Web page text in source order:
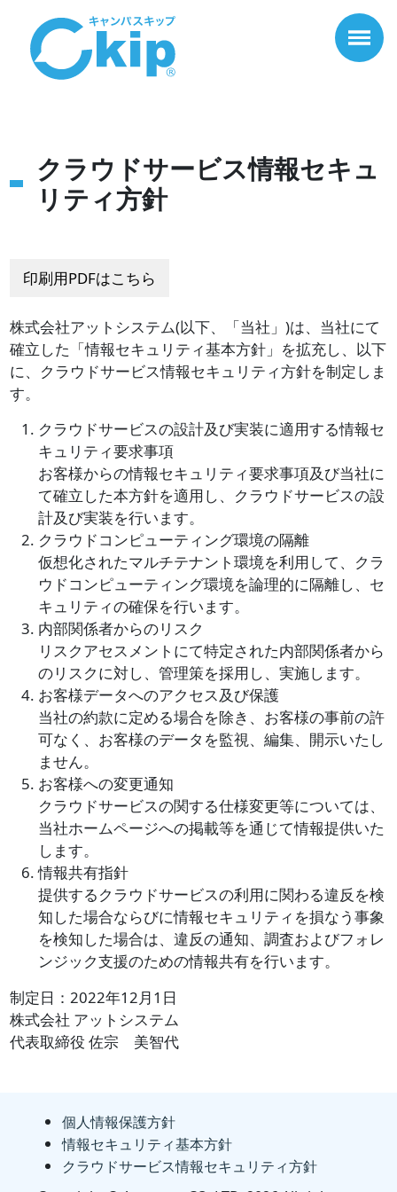
クラウドサービス情報セキュ
リティ方針
印刷用PDFはこちら
株式会社アットシステム(以下、「当社」)は、当社にて
確立した「情報セキュリティ基本方針」を拡充し、以下
に、クラウドサービス情報セキュリティ方針を制定しま
す。
クラウドサービスの設計及び実装に適用する情報セ
キュリティ要求事項
お客様からの情報セキュリティ要求事項及び当社に
て確立した本方針を適用し、クラウドサービスの設
計及び実装を行います。
クラウドコンピューティング環境の隔離
仮想化されたマルチテナント環境を利用して、クラ
ウドコンピューティング環境を論理的に隔離し、セ
キュリティの確保を行います。
内部関係者からのリスク
リスクアセスメントにて特定された内部関係者から
のリスクに対し、管理策を採用し、実施します。
お客様データへのアクセス及び保護
当社の約款に定める場合を除き、お客様の事前の許
可なく、お客様のデータを監視、編集、開示いたし
ません。
お客様への変更通知
クラウドサービスの関する仕様変更等については、
当社ホームページへの掲載等を通じて情報提供いた
します。
情報共有指針
提供するクラウドサービスの利用に関わる違反を検
知した場合ならびに情報セキュリティを損なう事象
を検知した場合は、違反の通知、調査およびフォレ
ンジック支援のための情報共有を行います。
制定日：2022年12月1日
株式会社 アットシステム
代表取締役 佐宗 美智代
個人情報保護方針
情報セキュリティ基本方針
クラウドサービス情報セキュリティ方針